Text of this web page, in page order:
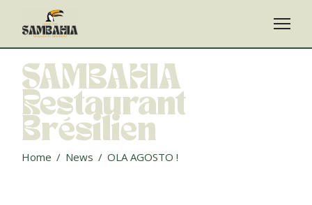
content
SAMBAHIA
Restaurant
Brésilien
Home News OLA AGOSTO !